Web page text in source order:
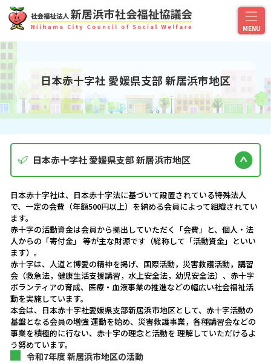
日本赤十字社 愛媛県支部 新居浜市地区
日本赤十字社 愛媛県支部 新居浜市地区
日本赤十字社は、日本赤十字法に基づいて設置されている特殊法人
で、一定の会費（年額500円以上）を納める会員によって組織されてい
ます。
赤十字の活動資金は会員から拠出していただく「会費」と、個人・法
人からの「寄付金」 等が主な財源です（総称して「活動資金」といい
ます）。
赤十字は、人道と博愛の精神を掲げ、国際活動，災害救護活動，講習
会（救急法，健康生活支援講習，水上安全法，幼児安全法）、赤十字
ボランティアの育成、医療・血液事業の推進などの幅広い社会福祉活
動を実施しています。
本会は、日本赤十字社愛媛県支部新居浜市地区として、赤十字活動の
基盤となる会員の増強 運動を始め、災害救護事業，各種講習会などの
事業を積極的に行ない、赤十字の理念と活動を 理解していただけるよ
う努めています。
令和7年度 新居浜市地区の活動